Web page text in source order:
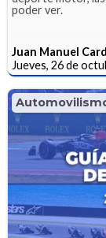
poder ver.
Juan Manuel
Jueves, 26 de